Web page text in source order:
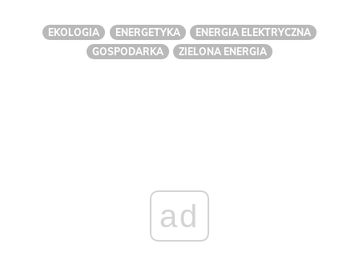
EKOLOGIA ENERGETYKA
ENERGIA ELEKTRYCZNA
GOSPODARKA
ZIELONA ENERGIA
ad